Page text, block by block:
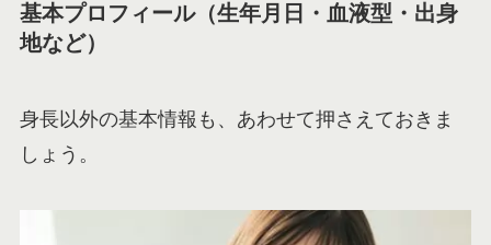
基本プロフィール（生年月日・血液型・出身
地など）
身長以外の基本情報も、あわせて押さえておきま
しょう。